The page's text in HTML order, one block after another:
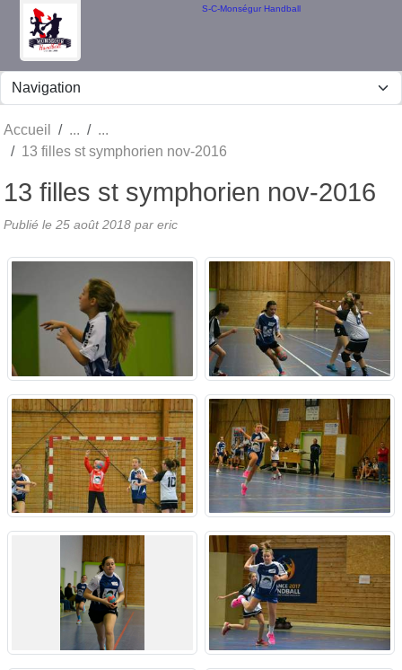
S-C-Monségur Handball
Accueil
13 filles st symphorien nov-2016
13 filles st symphorien nov-2016
Publié le 25 août 2018 par eric
Panneau de gestion des cookies